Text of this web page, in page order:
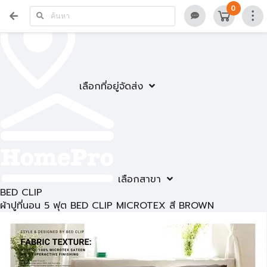
เลือกที่อยู่จัดส่ง
เลือกสาขา
0
BED CLIP
ผ้าปูที่นอน 5 ฟุต BED CLIP MICROTEX สี BROWN